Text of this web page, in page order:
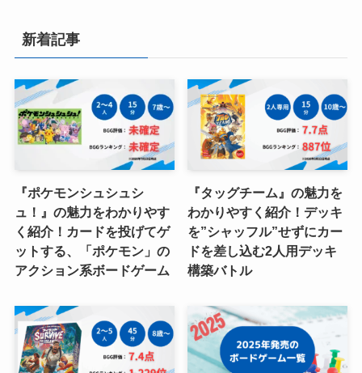
新着記事
『ポケモンシュシュシ
ュ！』の魅力をわかりやす
く紹介！カードを投げてゲ
ットする、「ポケモン」の
アクション系ボードゲーム
『タッグチーム』の魅力を
わかりやすく紹介！デッキ
を”シャッフル”せずにカー
ドを差し込む2人用デッキ
構築バトル